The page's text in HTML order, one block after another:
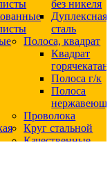
без никеля
Дуплексная
сталь
Полоса, квадрат
Квадрат
Полоса г/к
Полоса
Проволока
Круг стальной
Качественные